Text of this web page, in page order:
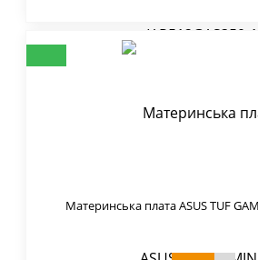
Материнська плата ASUS TUF